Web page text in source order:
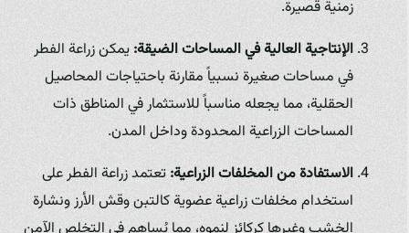
زمنية قصيرة.
الإنتاجية العالية في المساحات الضيقة:يمكن زراعة الفطر
في مساحات صغيرة نسبياً مقارنة باحتياجات المحاصيل
الحقلية، مما يجعله مناسباً للاستثمار في المناطق ذات
المساحات الزراعية المحدودة وداخل المدن.
الاستفادة من المخلفات الزراعية:تعتمد زراعة الفطر على
استخدام مخلفات زراعية عضوية كالتبن وقش الأرز ونشارة